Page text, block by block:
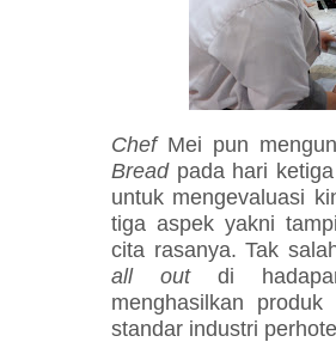
ChefMei pun
Breadpada hari ketiga
untuk mengevaluasi
tiga aspek yakni
cita rasanya. Tak
all outdi
menghasilkan produk
standar industri